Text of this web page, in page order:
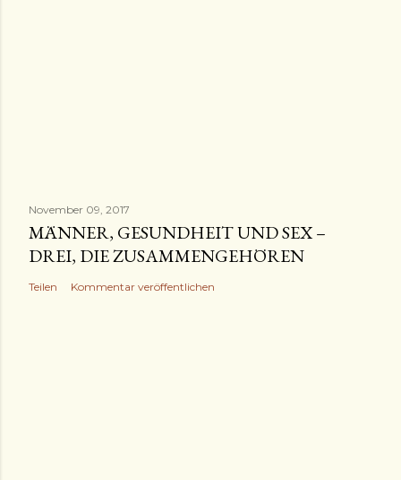
November 09, 2017
MÄNNER, GESUNDHEIT UND SEX –
DREI, DIE ZUSAMMENGEHÖREN
Teilen Kommentar veröffentlichen